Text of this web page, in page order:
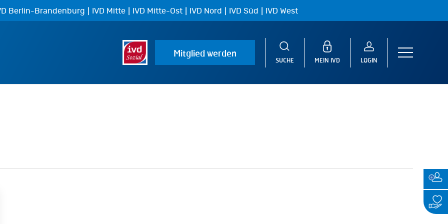
Berlin-Brandenburg | IVD Mitte | IVD Mitte-Ost | IVD Nord | IVD Süd | IVD West
Mitglied werden
SUCHE MEIN IVD LOGIN
Menu